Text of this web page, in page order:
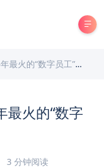
字员工”从零到一完全指南
火的“数字
3 分钟阅读